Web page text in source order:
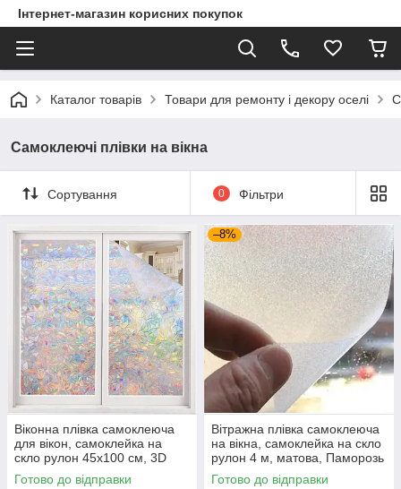
Інтернет-магазин корисних покупок
Каталог товарів Товари для ремонту і декору оселі
Самоклеючі плівки на вікна
Сортування 0 Фільтри
Віконна плівка самоклеюча
для вікон, самоклейка на
скло рулон 45х100 см, 3D
райдужний ефект
Готово до відправки
–8%
Вітражна плівка самоклеюча
на вікна, самоклейка на скло
рулон 4 м, матова, Паморозь
Готово до відправки